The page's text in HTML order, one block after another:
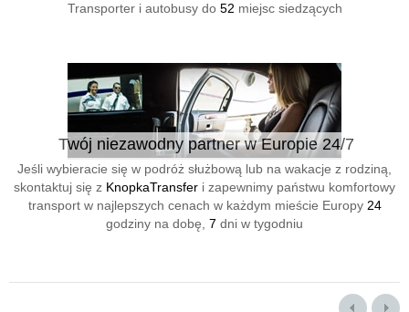
Transporter i autobusy do 52 miejsc siedzących
Twój niezawodny partner w Europie 24/7
Jeśli wybieracie się w podróż służbową lub na wakacje z rodziną,
skontaktuj się z KnopkaTransfer i zapewnimy państwu komfortowy
transport w najlepszych cenach w każdym mieście Europy 24
godziny na dobę, 7 dni w tygodniu